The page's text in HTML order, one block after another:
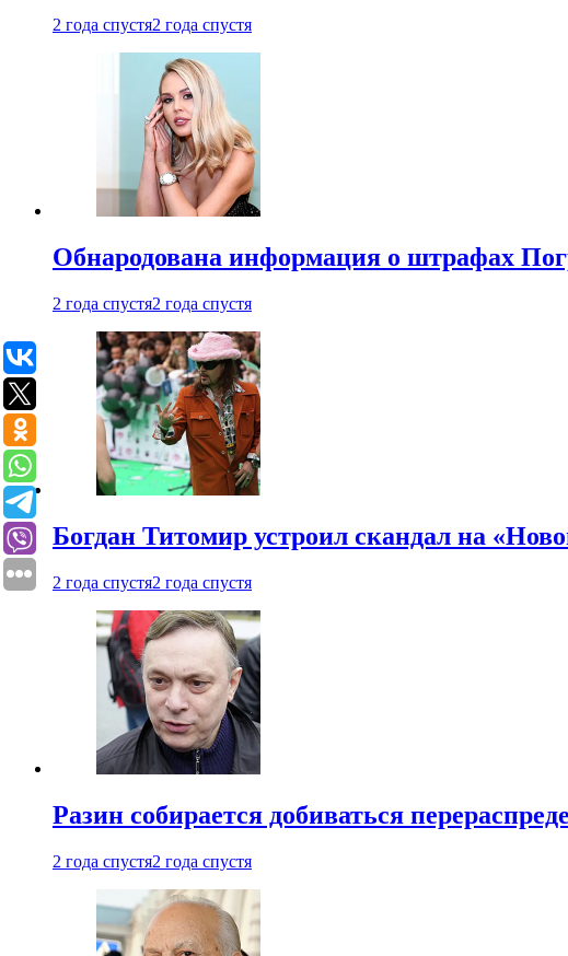
2 года спустя2 года спустя
Обнародована информация о штрафах
2 года спустя2 года спустя
Богдан Титомир устроил скандал на
2 года спустя2 года спустя
Разин собирается добиваться
2 года спустя2 года спустя